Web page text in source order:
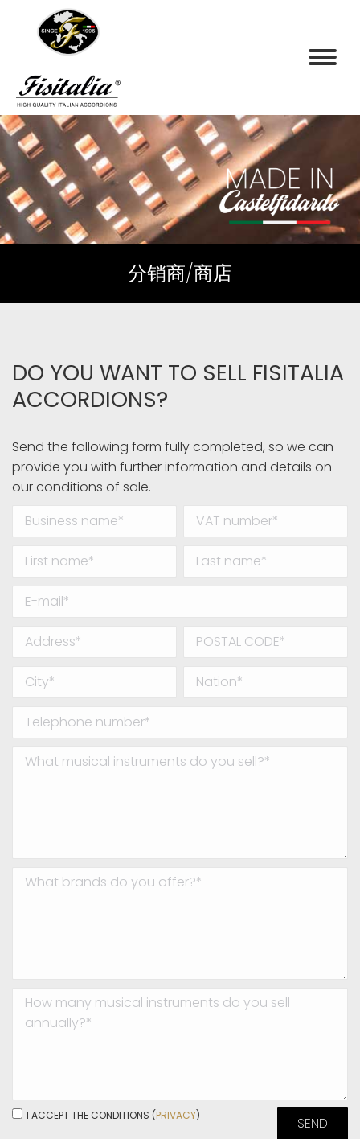
分销商/商店
DO YOU WANT TO SELL FISITALIA
ACCORDIONS?
Send the following form fully completed, so we can
provide you with further information and details on
our conditions of sale.
I ACCEPT THE CONDITIONS (PRIVACY)